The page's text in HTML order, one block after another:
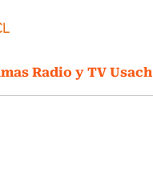
Radio y TV Usach